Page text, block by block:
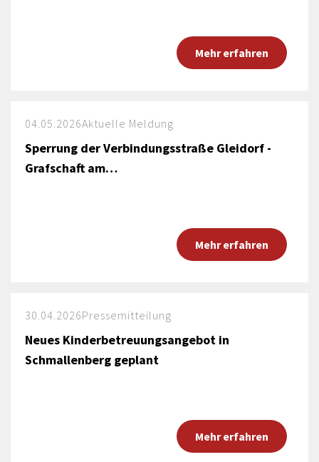
Mehr erfahren
04.05.2026Aktuelle Meldung
Sperrung der Verbindungsstraße Gleidorf -
Grafschaft am…
Mehr erfahren
30.04.2026Pressemitteilung
Neues Kinderbetreuungsangebot in
Schmallenberg geplant
Mehr erfahren